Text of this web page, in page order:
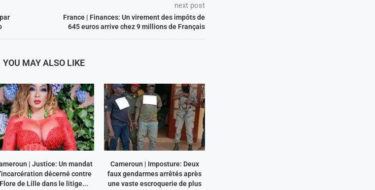
next post
France | Finances: Un virement des impôts de
645 euros arrive chez 9 millions de Français
YOU MAY ALSO LIKE
| Justice: Un mandat
décerné contre
Flore de Lille dans le litige...
Cameroun | Imposture: Deux
faux gendarmes arrêtés après
une vaste escroquerie de plus